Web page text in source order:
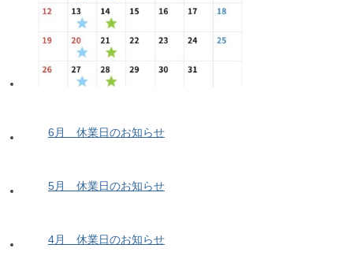
6月 休業日のお知らせ
5月 休業日のお知らせ
4月 休業日のお知らせ